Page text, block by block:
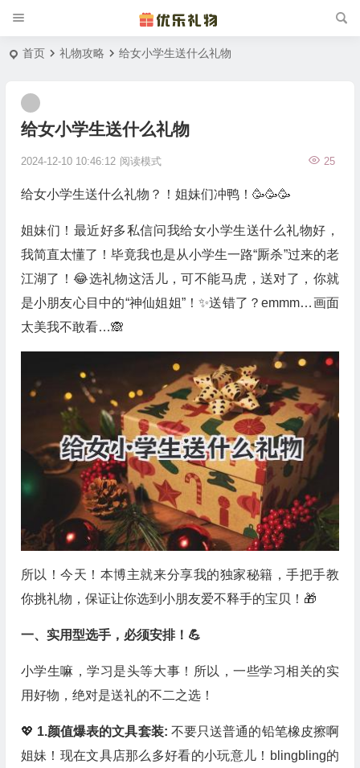
首页 礼物攻略 给女小学生送什么礼物
给女小学生送什么礼物
2024-12-10 10:46:12 25
阅读模式
给女小学生送什么礼物？！姐妹们冲鸭！🥳🥳🥳
姐妹们！最近好多私信问我给女小学生送什么礼物好，
我简直太懂了！毕竟我也是从小学生一路“厮杀”过来的老
江湖了！😂选礼物这活儿，可不能马虎，送对了，你就
是小朋友心目中的“神仙姐姐”！✨送错了？emmm…画面
太美我不敢看…🙈
所以！今天！本博主就来分享我的独家秘籍，手把手教
你挑礼物，保证让你选到小朋友爱不释手的宝贝！🎁
一、实用型选手，必须安排！💪
小学生嘛，学习是头等大事！所以，一些学习相关的实
用好物，绝对是送礼的不二之选！
💖 1.颜值爆表的文具套装: 不要只送普通的铅笔橡皮擦啊
姐妹！现在文具店那么多好看的小玩意儿！blingbling的